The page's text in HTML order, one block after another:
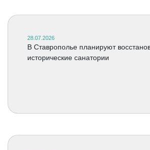
28.07.2026
В Ставрополье планируют
исторические санатории